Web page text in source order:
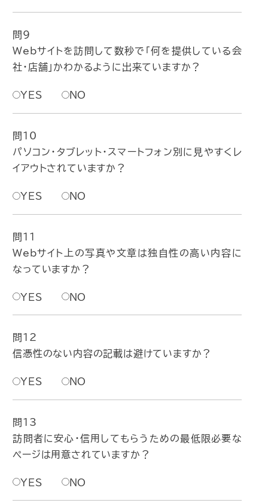
問9
Webサイトを訪問して数秒で「何を提供している会
社・店舗」かわかるように出来ていますか？
YES NO
問10
パソコン・タブレット・スマートフォン別に見やすくレ
イアウトされていますか？
YES NO
問11
Webサイト上の写真や文章は独自性の高い内容に
なっていますか？
YES NO
問12
信憑性のない内容の記載は避けていますか？
YES NO
問13
訪問者に安心・信用してもらうための最低限必要な
ページは用意されていますか？
YES NO